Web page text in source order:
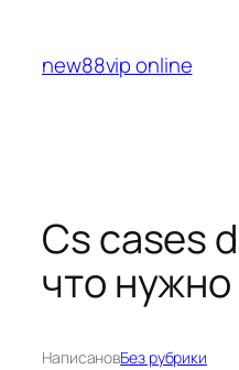
содержимому
new88vip online
Cs cases
что
НаписановБез рубрики